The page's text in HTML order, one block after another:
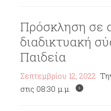
Πρόσκληση σε
διαδικτυακή
Παιδεία
Σεπτεμβρίου 12, 2022
στις 08:30 μ.μ.